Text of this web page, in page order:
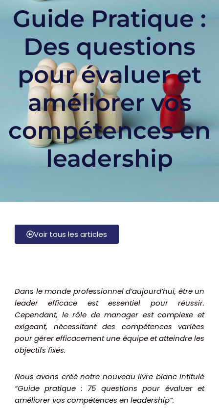
Guide Pratique :
Des questions
pour évaluer et
améliorer vos
compétences en
leadership
Voir tous les articles
Dans le monde professionnel d’aujourd’hui, être un
leader efficace est essentiel pour réussir.
Cependant, le rôle de manager est complexe et
exigeant, nécessitant des compétences variées
pour gérer efficacement une équipe et atteindre les
objectifs fixés.
Nous avons créé notre nouveau livre blanc intitulé
“Guide pratique : 75 questions pour évaluer et
améliorer vos compétences en leadership”.